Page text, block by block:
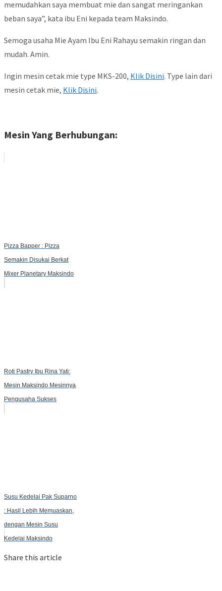
memudahkan saya membuat mie dan sangat meringankan
beban saya”, kata ibu Eni kepada team Maksindo.
Semoga usaha Mie Ayam Ibu Eni Rahayu semakin ringan dan
mudah. Amin.
Ingin mesin cetak mie type MKS-200, Klik Disini. Type lain dari
mesin cetak mie, Klik Disini.
Mesin Yang Berhubungan:
Pizza Bapper : Pizza
Semakin Disukai Berkat
Mixer Planetary Maksindo
Roti Pastry Ibu Rina Yati:
Mesin Maksindo Mesinnya
Pengusaha Sukses
Susu Kedelai Pak Suparno
: Hasil Lebih Memuaskan,
dengan Mesin Susu
Kedelai Maksindo
Share this article